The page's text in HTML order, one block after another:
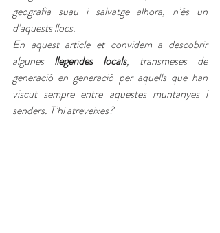
geografia suau i salvatge alhora, n’és un
d’aquests llocs.
En aquest article et convidem a descobrir
algunes llegendes locals, transmeses de
generació en generació per aquells que han
viscut sempre entre aquestes muntanyes i
senders. T’hi atreveixes?